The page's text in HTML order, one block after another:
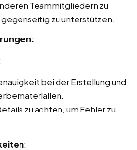
Teammitgliedern zu
gegenseitig zu unterstützen.
:
bei der Erstellung und
zu achten, um Fehler zu
: